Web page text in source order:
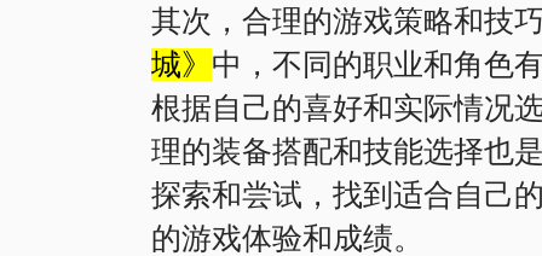
其次，合理的游戏策略和技
城》 中，不同的职业和角色
根据自己的喜好和实际情况
理的装备搭配和技能选择也
探索和尝试，找到适合自己
的游戏体验和成绩。